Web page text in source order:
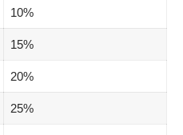
10%
15%
20%
25%